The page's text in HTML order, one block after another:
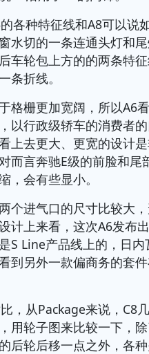
各种特征线和A8可以说
水切的一条连通头灯和
车轮包上方的的两条特征
条折线。
格栅更加宽阔，所以A6
以行政级轿车的消费者
上去更大、更宽的设计
而言奔驰E级的前脸和尾
，会有些显小。
个进气口的尺寸比较大
计上来看，这次A6发布
S Line产品线上的，日内
到另外一款偏商务的套
，从Package来说，C8
用轮子图来比较一下，
后轮后移一点之外，各